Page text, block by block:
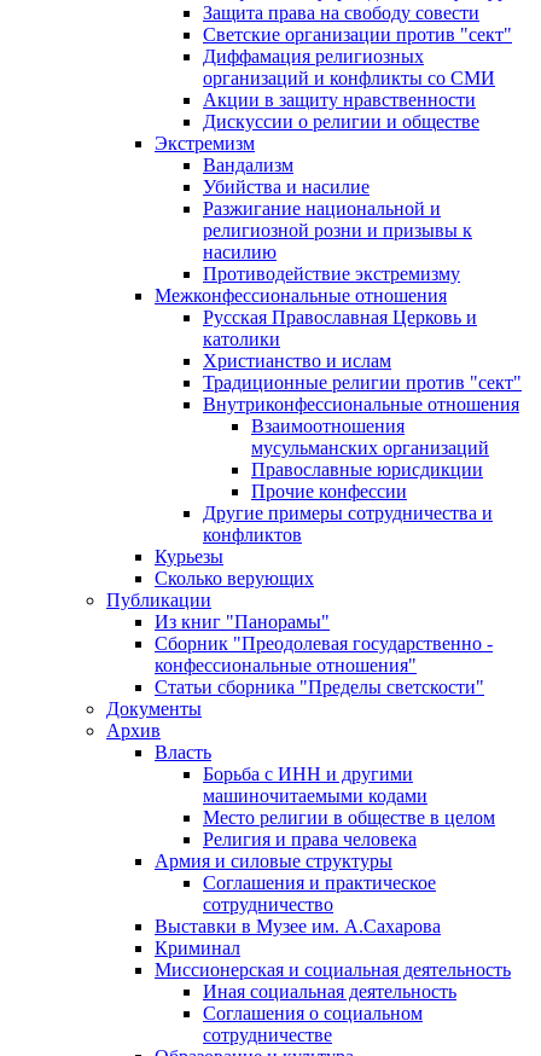
Защита права на свободу совести
Светские организации против "сект"
Диффамация религиозных
организаций и конфликты со СМИ
Акции в защиту нравственности
Дискуссии о религии и обществе
Экстремизм
Вандализм
Убийства и насилие
Разжигание национальной и
религиозной розни и призывы к
насилию
Противодействие экстремизму
Межконфессиональные отношения
Русская Православная Церковь и
католики
Христианство и ислам
Традиционные религии против "сект"
Внутриконфессиональные отношения
Взаимоотношения
мусульманских организаций
Православные юрисдикции
Прочие конфессии
Другие примеры сотрудничества и
конфликтов
Курьезы
Сколько верующих
Публикации
Из книг "Панорамы"
Сборник "Преодолевая государственно -
конфессиональные отношения"
Статьи сборника "Пределы светскости"
Документы
Архив
Власть
Борьба с ИНН и другими
машиночитаемыми кодами
Место религии в обществе в целом
Религия и права человека
Армия и силовые структуры
Соглашения и практическое
сотрудничество
Выставки в Музее им. А.Сахарова
Криминал
Миссионерская и социальная деятельность
Иная социальная деятельность
Соглашения о социальном
сотрудничестве